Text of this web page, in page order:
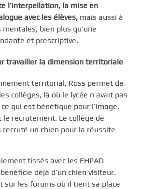
l’interpellation, la mise en
avec les élèves, mais aussi à
bien plus qu’une
et prescriptive.
travailler la dimension territoriale
territorial, Ross permet de
collèges, là où le lycée n’avait pas
qui est bénéfique pour l’image,
recrutement. Le collège de
recruté un chien pour la réussite
tissés avec les EHPAD
déjà d’un chien visiteur.
sur les forums où il tient sa place